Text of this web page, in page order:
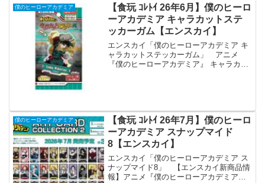
僕のヒーローアカデミア
【食玩 ｺﾚﾄｲ 26年6月】僕のヒーロ
ーアカデミア キャラカットステ
ッカーガム【エンスカイ】
エンスカイ「僕のヒーローアカデミア キ
ャラカットステッカーガム」 アニメ
『僕のヒーローアカデミア』 キャラカッ
僕のヒーローアカデミア
【食玩 ｺﾚﾄｲ 26年7月】僕のヒーロ
ーアカデミア スナップマイド
8【エンスカイ】
エンスカイ「僕のヒーローアカデミア ス
ナップマイド8」 【エンスカイ新商品情
報】アニメ『僕のヒーローアカデミア』